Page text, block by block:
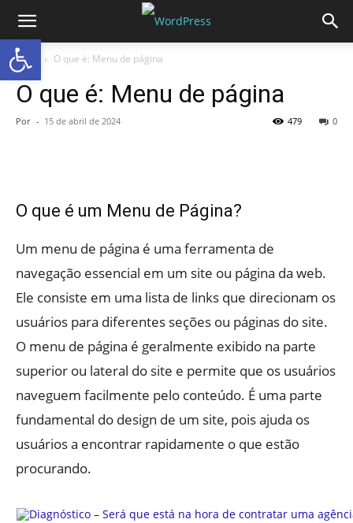
Início O que é: Menu de página
O que é: Menu de página
Por - 15 de abril de 2024 0
479
O que é um Menu de Página?
Um menu de página é uma ferramenta de
navegação essencial em um site ou página da web.
Ele consiste em uma lista de links que direcionam os
usuários para diferentes seções ou páginas do site.
O menu de página é geralmente exibido na parte
superior ou lateral do site e permite que os usuários
naveguem facilmente pelo conteúdo. É uma parte
fundamental do design de um site, pois ajuda os
usuários a encontrar rapidamente o que estão
procurando.
Abrir a barra de ferramentas